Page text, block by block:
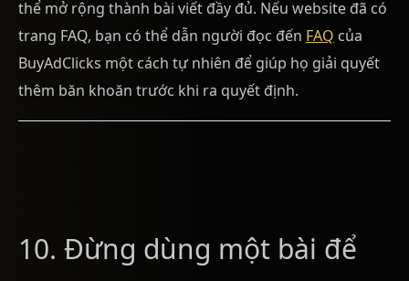
thể mở rộng thành bài viết đầy đủ. Nếu website đã có
trang FAQ, bạn có thể dẫn người đọc đến FAQ của
BuyAdClicks một cách tự nhiên để giúp họ giải quyết
thêm băn khoăn trước khi ra quyết định.
10. Đừng dùng một bài để